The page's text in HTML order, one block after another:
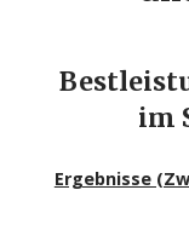
im
Ergebnisse